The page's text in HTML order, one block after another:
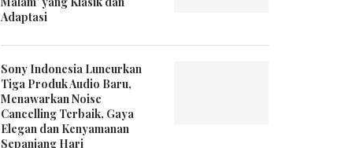
Adaptasi
Sony Indonesia Luncurkan
Tiga Produk Audio Baru,
Menawarkan Noise
Cancelling Terbaik, Gaya
Elegan dan Kenyamanan
Sepanjang Hari